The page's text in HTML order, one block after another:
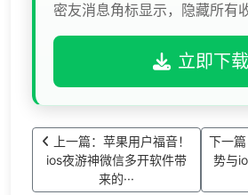
密友消息角标显示，隐藏所有
立即下载
上一篇：苹果用户福音！
ios夜游神微信多开软件带
来的···
下一
势与